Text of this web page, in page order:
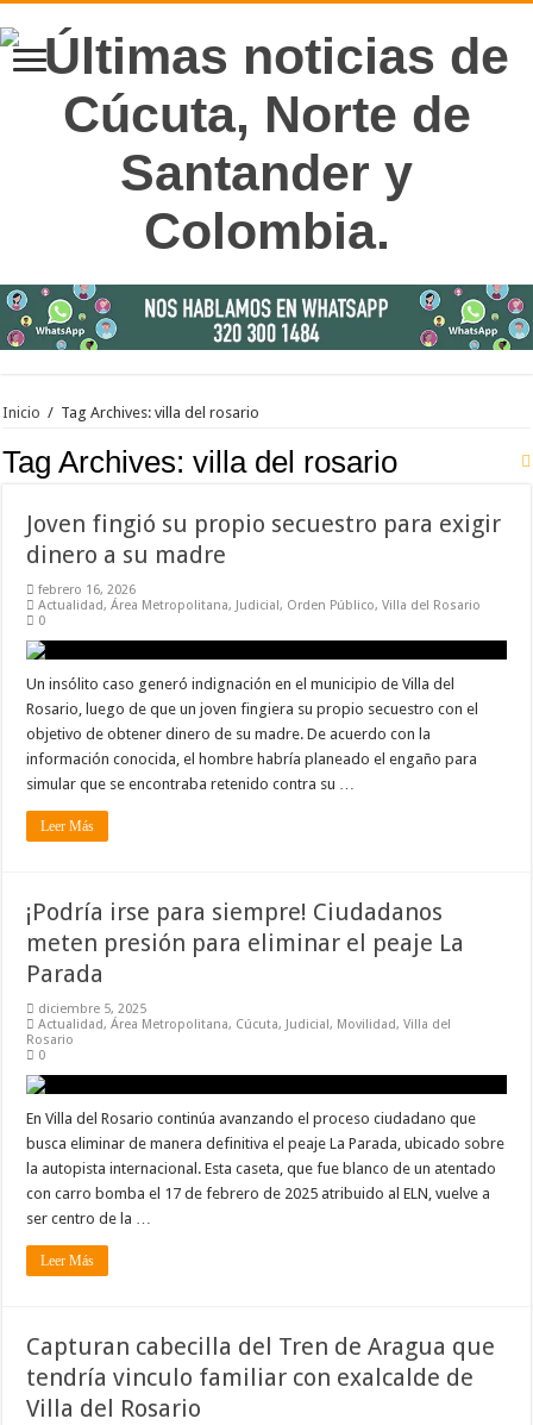
Inicio / Tag Archives: villa del rosario
Tag Archives:villa del rosario
Joven fingió su propio secuestro para exigir
dinero a su madre
febrero 16, 2026
Actualidad,Área Metropolitana, Judicial, Orden Público,Villa del Rosario
0
Un insólito caso generó indignación en el municipio de Villa del
Rosario, luego de que un joven fingiera su propio secuestro con el
objetivo de obtener dinero de su madre. De acuerdo con la
información conocida, el hombre habría planeado el engaño para
simular que se encontraba retenido contra su …
Leer Más
¡Podría irse para siempre! Ciudadanos
meten presión para eliminar el peaje La
Parada
diciembre 5, 2025
Actualidad,Área Metropolitana, Cúcuta, Judicial, Movilidad,Villa del
Rosario
0
En Villa del Rosario continúa avanzando el proceso ciudadano que
busca eliminar de manera definitiva el peaje La Parada, ubicado sobre
la autopista internacional. Esta caseta, que fue blanco de un atentado
con carro bomba el 17 de febrero de 2025 atribuido al ELN, vuelve a
ser centro de la …
Leer Más
Capturan cabecilla del Tren de Aragua que
tendría vinculo familiar con exalcalde de
Villa del Rosario